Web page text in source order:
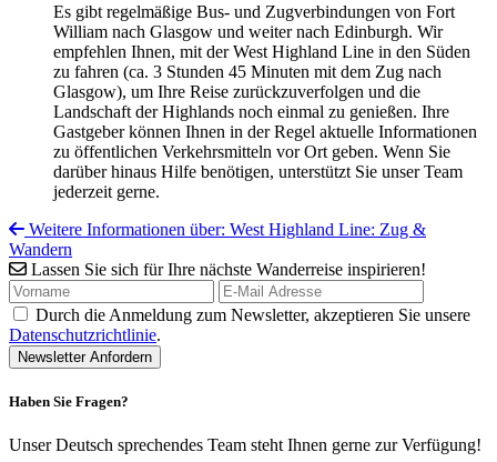
Es gibt regelmäßige Bus- und Zugverbindungen von Fort
William nach Glasgow und weiter nach Edinburgh. Wir
empfehlen Ihnen, mit der West Highland Line in den Süden
zu fahren (ca. 3 Stunden 45 Minuten mit dem Zug nach
Glasgow), um Ihre Reise zurückzuverfolgen und die
Landschaft der Highlands noch einmal zu genießen. Ihre
Gastgeber können Ihnen in der Regel aktuelle Informationen
zu öffentlichen Verkehrsmitteln vor Ort geben. Wenn Sie
darüber hinaus Hilfe benötigen, unterstützt Sie unser Team
jederzeit gerne.
Weitere Informationen über: West Highland Line: Zug &
Wandern
Lassen Sie sich für Ihre nächste Wanderreise inspirieren!
Durch die Anmeldung zum Newsletter, akzeptieren Sie unsere
Datenschutzrichtlinie.
Haben Sie Fragen?
Unser Deutsch sprechendes Team steht Ihnen gerne zur Verfügung!